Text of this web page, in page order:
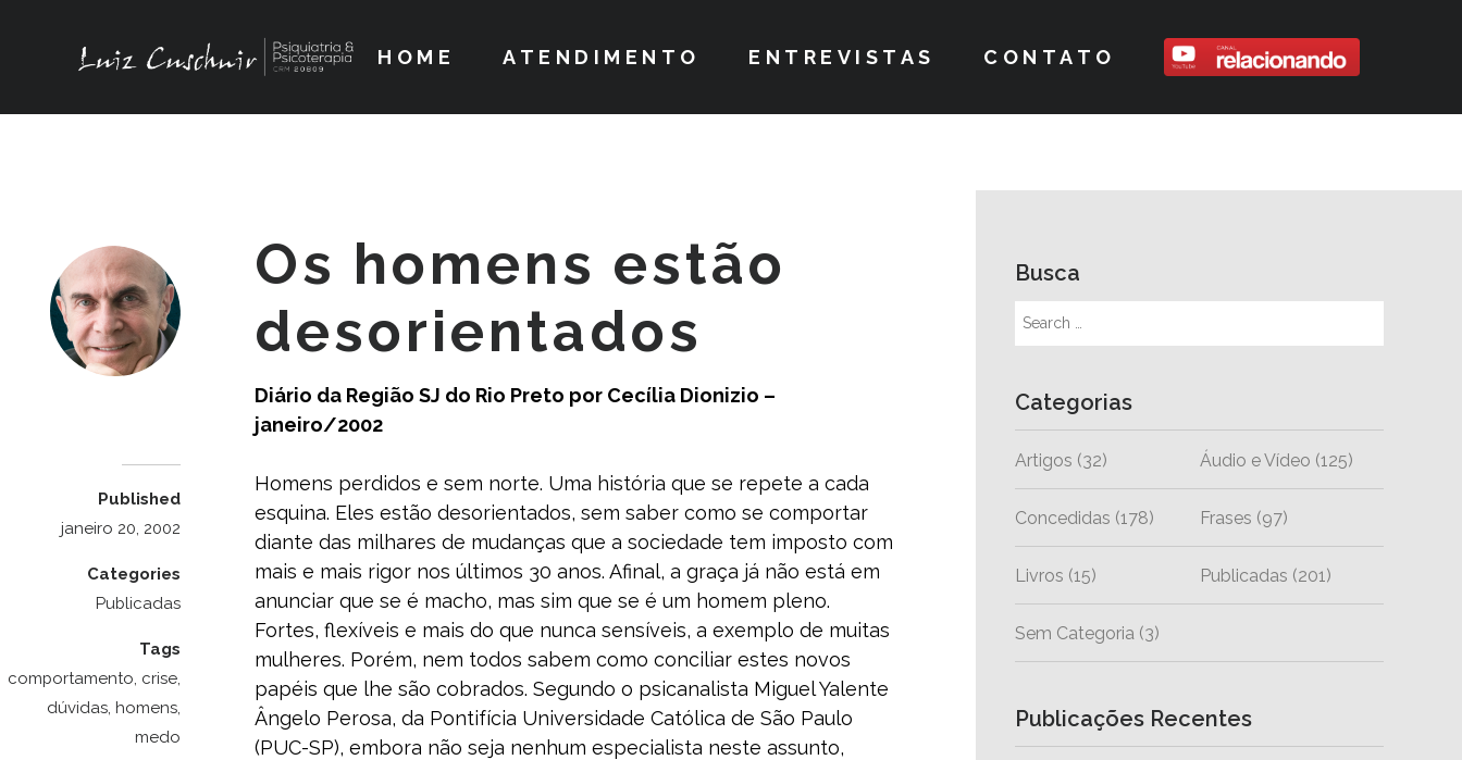
HOME ATENDIMENTO ENTREVISTAS CONTATO
Os homens estão
desorientados
Diário da Região SJ do Rio Preto por Cecília Dionizio –
janeiro/2002
Homens perdidos e sem norte. Uma história que se repete a cada
esquina. Eles estão desorientados, sem saber como se comportar
diante das milhares de mudanças que a sociedade tem imposto com
mais e mais rigor nos últimos 30 anos. Afinal, a graça já não está em
anunciar que se é macho, mas sim que se é um homem pleno.
Fortes, flexíveis e mais do que nunca sensíveis, a exemplo de muitas
mulheres. Porém, nem todos sabem como conciliar estes novos
papéis que lhe são cobrados. Segundo o psicanalista Miguel Yalente
Ângelo Perosa, da Pontifícia Universidade Católica de São Paulo
(PUC-SP), embora não seja nenhum especialista neste assunto,
Published
janeiro 20, 2002
Categories
Publicadas
Tags
comportamento, crise,
dúvidas,homens,
medo
Busca
Categorias
Artigos (32) Áudio e Vídeo (125)
Concedidas (178) Frases (97)
Livros (15) Publicadas (201)
Sem Categoria (3)
Publicações Recentes